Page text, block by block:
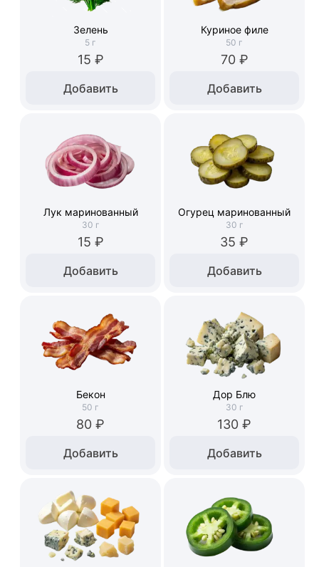
Зелень
5 г
15 ₽
Добавить
Куриное филе
50 г
70 ₽
Добавить
Лук маринованный
30 г
15 ₽
Добавить
Огурец маринованный
30 г
35 ₽
Добавить
Бекон
50 г
80 ₽
Добавить
Дор Блю
30 г
130 ₽
Добавить